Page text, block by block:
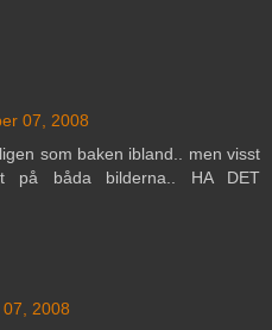
07, 2008
som baken ibland.. men visst
på båda bilderna.. HA DET
2008